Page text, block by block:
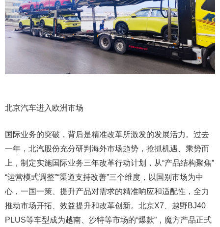
北京汽车进入欧洲市场
国际业务的突破，背后是精准改革所激发的发展活力。过去
一年，北汽股份充分研判海外市场趋势，抢抓机遇、乘势而
上，制定实施国际业务三年改革行动计划，从“产品结构聚焦”
“运营模式调整”“渠道支持改善”三个维度，以国别市场为中
心，一国一策、提升产品对需求的精准响应和适配性，全力
推动市场开拓、效益提升和改革创新。北京X7、越野BJ40
PLUS等车型成为越南、沙特等市场的“爆款”，魔方产品正式